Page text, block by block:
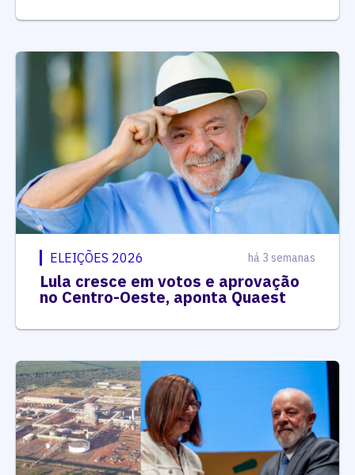
ELEIÇÕES 2026 há 3 semanas
Lula cresce em votos e aprovação
no Centro-Oeste, aponta Quaest